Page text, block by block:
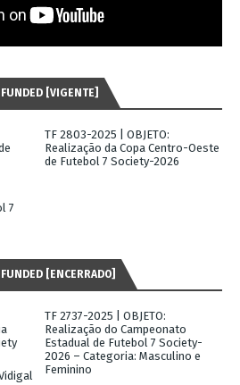
[VIGENTE]
TF 2803-2025 | OBJETO:
Realização da Copa Centro-Oeste
de Futebol 7 Society-2026
7
[ENCERRADO]
TF 2737-2025 | OBJETO:
Realização do Campeonato
Estadual de Futebol 7 Society-
2026 – Categoria: Masculino e
Feminino